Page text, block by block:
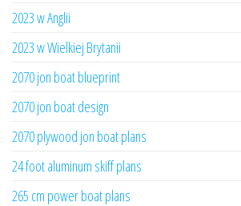
2023 w Anglii
2023 w Wielkiej Brytanii
2070 jon boat blueprint
2070 jon boat design
2070 plywood jon boat plans
24 foot aluminum skiff plans
265 cm power boat plans